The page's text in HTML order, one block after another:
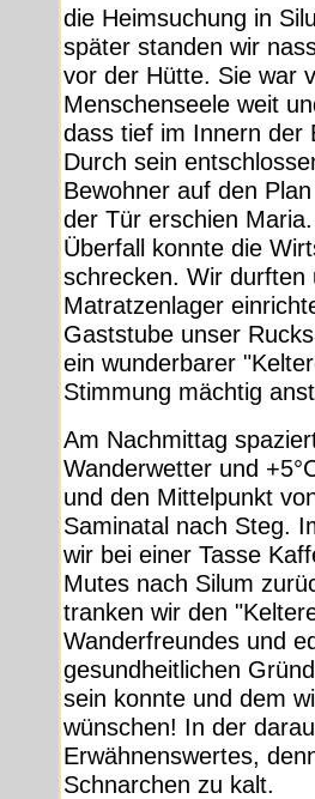
die Heimsuchung in
später standen wir
vor der Hütte. Sie war
Menschenseele weit
dass tief im Innern der
Durch sein
Bewohner auf den
der Tür erschien
Überfall konnte die
schrecken. Wir durften
Matratzenlager
Gaststube unser
ein wunderbarer
Stimmung mächtig
Am Nachmittag
Wanderwetter und
und den Mittelpunkt
Saminatal nach Steg.
wir bei einer Tasse
Mutes nach Silum
tranken wir den
Wanderfreundes und
gesundheitlichen
sein konnte und dem
wünschen! In der
Erwähnenswertes,
Schnarchen zu kalt.